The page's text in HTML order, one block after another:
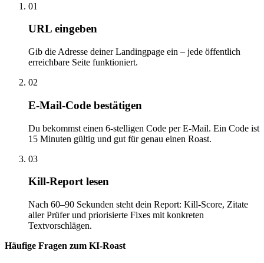
01
URL eingeben
Gib die Adresse deiner Landingpage ein – jede öffentlich
erreichbare Seite funktioniert.
02
E-Mail-Code bestätigen
Du bekommst einen 6-stelligen Code per E-Mail. Ein Code ist
15 Minuten gültig und gut für genau einen Roast.
03
Kill-Report lesen
Nach 60–90 Sekunden steht dein Report: Kill-Score, Zitate
aller Prüfer und priorisierte Fixes mit konkreten
Textvorschlägen.
Häufige Fragen zum KI-Roast